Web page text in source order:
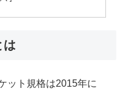
は
ット規格は2015年に